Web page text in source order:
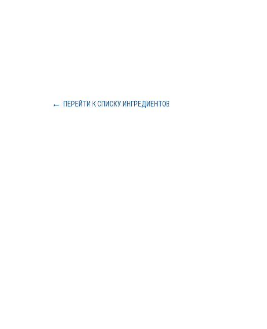
ПЕРЕЙТИ К СПИСКУ ИНГРЕДИЕНТОВ